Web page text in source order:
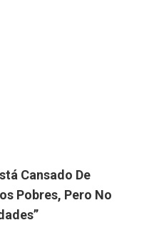
Cansado De
Pobres, Pero No